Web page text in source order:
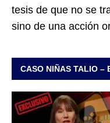
tesis de que no se
sino de una acción
CASO NIÑAS TALIO –